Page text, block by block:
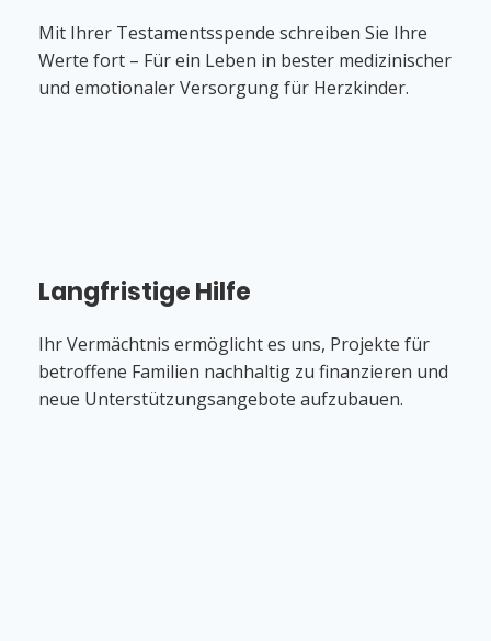
Langfristige Hilfe
Ihr Vermächtnis ermöglicht es uns, Projekte für
betroffene Familien nachhaltig zu finanzieren und
neue Unterstützungsangebote aufzubauen.
Mit Ihrer Testamentsspende schreiben Sie Ihre
Werte fort – Für ein Leben in bester medizinischer
und emotionaler Versorgung für Herzkinder.